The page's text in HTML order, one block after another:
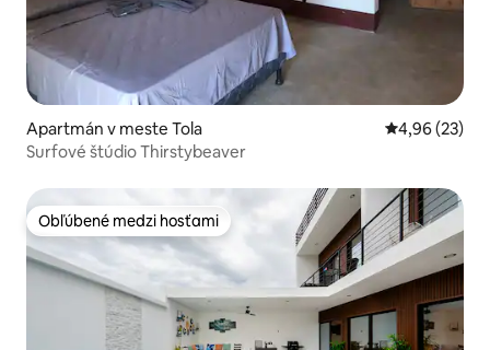
Apartmán v meste Tola Priemerné
4,96 (23)
Surfové štúdio Thirstybeaver
Obľúbené medzi hosťami
Obľúbené medzi hosťami